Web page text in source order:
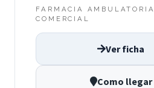
FARMACIA AMBULATORIA
COMERCIAL
Ver ficha
Como llegar